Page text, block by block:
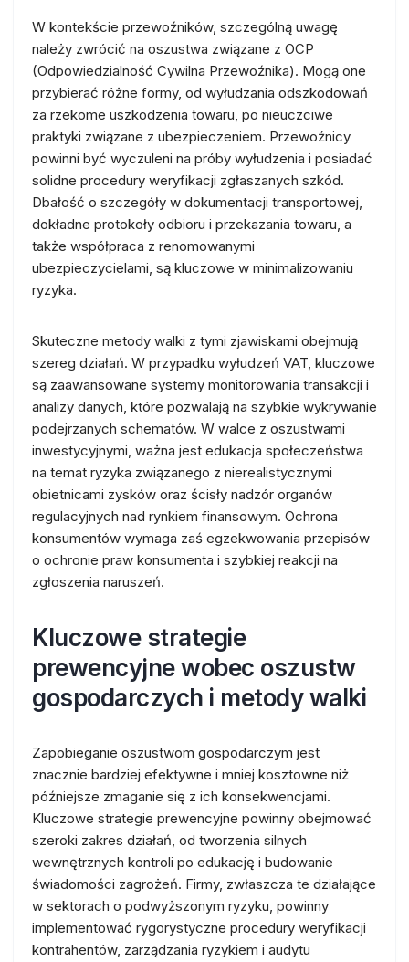
W kontekście przewoźników, szczególną uwagę
należy zwrócić na oszustwa związane z OCP
(Odpowiedzialność Cywilna Przewoźnika). Mogą one
przybierać różne formy, od wyłudzania odszkodowań
za rzekome uszkodzenia towaru, po nieuczciwe
praktyki związane z ubezpieczeniem. Przewoźnicy
powinni być wyczuleni na próby wyłudzenia i posiadać
solidne procedury weryfikacji zgłaszanych szkód.
Dbałość o szczegóły w dokumentacji transportowej,
dokładne protokoły odbioru i przekazania towaru, a
także współpraca z renomowanymi
ubezpieczycielami, są kluczowe w minimalizowaniu
ryzyka.
Skuteczne metody walki z tymi zjawiskami obejmują
szereg działań. W przypadku wyłudzeń VAT, kluczowe
są zaawansowane systemy monitorowania transakcji i
analizy danych, które pozwalają na szybkie wykrywanie
podejrzanych schematów. W walce z oszustwami
inwestycyjnymi, ważna jest edukacja społeczeństwa
na temat ryzyka związanego z nierealistycznymi
obietnicami zysków oraz ścisły nadzór organów
regulacyjnych nad rynkiem finansowym. Ochrona
konsumentów wymaga zaś egzekwowania przepisów
o ochronie praw konsumenta i szybkiej reakcji na
zgłoszenia naruszeń.
Kluczowe strategie
prewencyjne wobec oszustw
gospodarczych i metody walki
Zapobieganie oszustwom gospodarczym jest
znacznie bardziej efektywne i mniej kosztowne niż
późniejsze zmaganie się z ich konsekwencjami.
Kluczowe strategie prewencyjne powinny obejmować
szeroki zakres działań, od tworzenia silnych
wewnętrznych kontroli po edukację i budowanie
świadomości zagrożeń. Firmy, zwłaszcza te działające
w sektorach o podwyższonym ryzyku, powinny
implementować rygorystyczne procedury weryfikacji
kontrahentów, zarządzania ryzykiem i audytu